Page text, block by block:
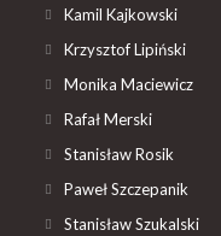
Kamil Kajkowski
Krzysztof Lipiński
Monika Maciewicz
Rafał Merski
Stanisław Rosik
Paweł Szczepanik
Stanisław Szukalski